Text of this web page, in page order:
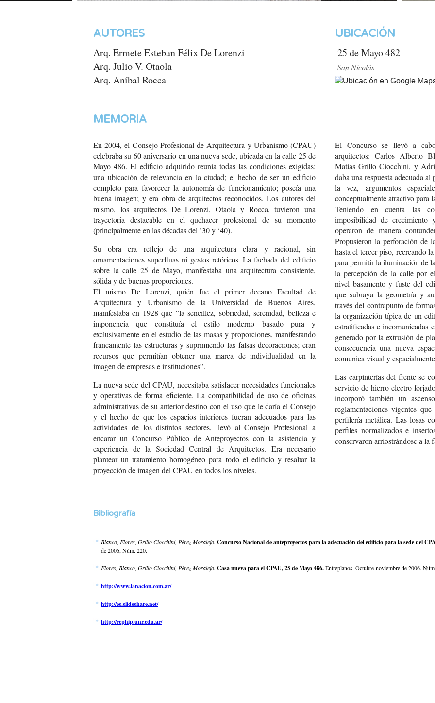
AUTORES
Arq. Ermete Esteban Félix De Lorenzi
Arq. Julio V. Otaola
Arq. Aníbal Rocca
UBICACIÓN
25 de Mayo 482
San Nicolás
MEMORIA
En 2004, el Consejo Profesional de Arquitectura y Urbanismo (CPAU)
celebraba su 60 aniversario en una nueva sede, ubicada en la calle 25 de
Mayo 486. El edificio adquirido reunía todas las condiciones exigidas:
una ubicación de relevancia en la ciudad; el hecho de ser un edificio
completo para favorecer la autonomía de funcionamiento; poseía una
buena imagen; y era obra de arquitectos reconocidos. Los autores del
mismo, los arquitectos De Lorenzi, Otaola y Rocca, tuvieron una
trayectoria destacable en el quehacer profesional de su momento
(principalmente en las décadas del ’30 y ‘40).
Su obra era reflejo de una arquitectura clara y racional, sin
ornamentaciones superfluas ni gestos retóricos. La fachada del edificio
sobre la calle 25 de Mayo, manifestaba una arquitectura consistente,
sólida y de buenas proporciones.
El mismo De Lorenzi, quién fue el primer decano Facultad de
Arquitectura y Urbanismo de la Universidad de Buenos Aires,
manifestaba en 1928 que “la sencillez, sobriedad, serenidad, belleza e
imponencia que constituía el estilo moderno basado pura y
exclusivamente en el estudio de las masas y proporciones, manifestando
francamente las estructuras y suprimiendo las falsas decoraciones; eran
recursos que permitían obtener una marca de individualidad en la
imagen de empresas e instituciones”.
La nueva sede del CPAU, necesitaba satisfacer necesidades funcionales
y operativas de forma eficiente. La compatibilidad de uso de oficinas
administrativas de su anterior destino con el uso que le daría el Consejo
y el hecho de que los espacios interiores fueran adecuados para las
actividades de los distintos sectores, llevó al Consejo Profesional a
encarar un Concurso Público de Anteproyectos con la asistencia y
experiencia de la Sociedad Central de Arquitectos. Era necesario
plantear un tratamiento homogéneo para todo el edificio y resaltar la
proyección de imagen del CPAU en todos los niveles.
El Concurso se llevó a
arquitectos: Carlos Alberto
Matías Grillo Ciocchini, y
daba una respuesta adecuada
la vez, argumentos
conceptualmente atractivo para
Teniendo en cuenta las
imposibilidad de crecimiento
operaron de manera
Propusieron la perforación de
hasta el tercer piso, recreando
para permitir la iluminación de
la percepción de la calle por
nivel basamento y fuste del
que subraya la geometría y
través del contrapunto de
la organización típica de un
estratificadas e incomunicadas
generado por la extrusión de
consecuencia una nueva
comunica visual y
Las carpinterías del frente se
servicio de hierro electro-
incorporó también un
reglamentaciones vigentes
perfilería metálica. Las losas
perfiles normalizados e
conservaron arriostrándose a la
Bibliografía
Blanco, Flores, Grillo Ciocchini, Pérez Moralejo. Concurso Nacional de anteproyectos para la adecuación del edificio para la sede del
de 2006, Núm. 220.
Flores, Blanco, Grillo Ciocchini, Pérez Moralejo. Casa nueva para el CPAU, 25 de Mayo 486.Entreplanos. Octubre-noviembre de 2006.
http://www.lanacion.com.ar/
http://es.slideshare.net/
http://rephip.unr.edu.ar/